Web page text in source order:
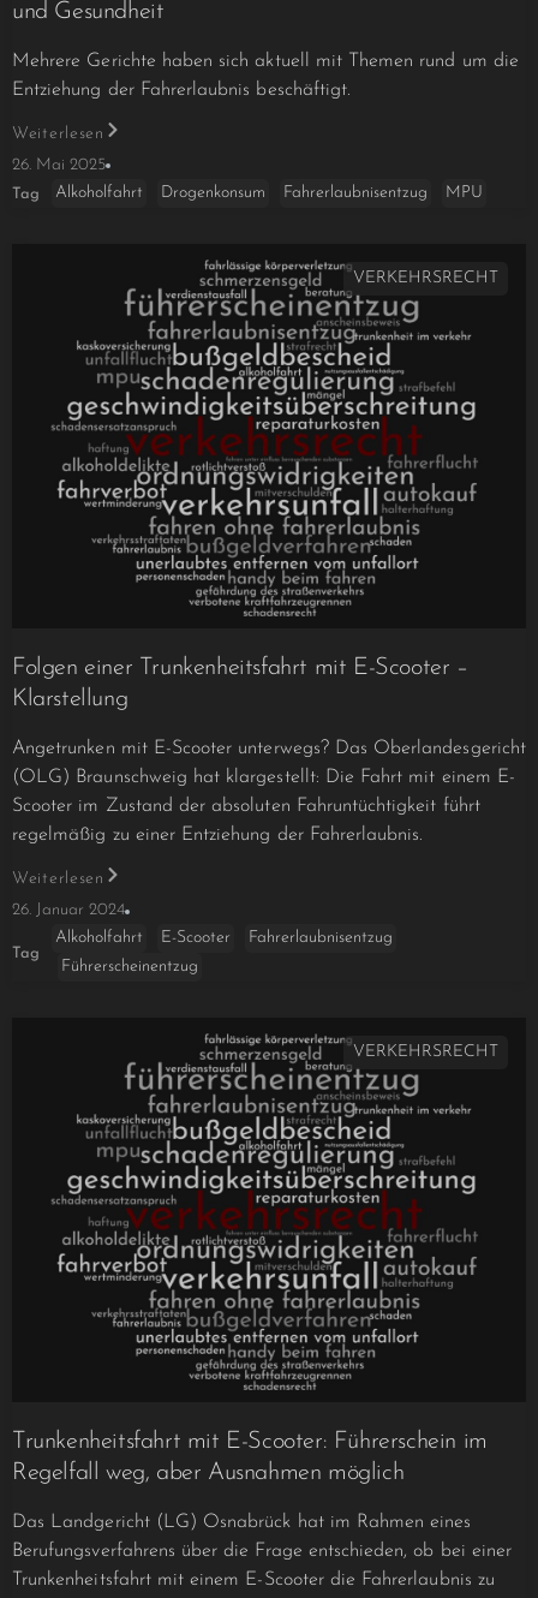
und Gesundheit
Mehrere Gerichte haben sich aktuell mit Themen rund um die
Entziehung der Fahrerlaubnis beschäftigt.
Weiterlesen
26. Mai 2025
Tag Alkoholfahrt Drogenkonsum Fahrerlaubnisentzug MPU
Folgen einer Trunkenheitsfahrt mit E-Scooter –
Klarstellung
Angetrunken mit E-Scooter unterwegs? Das Oberlandesgericht
(OLG) Braunschweig hat klargestellt: Die Fahrt mit einem E-
Scooter im Zustand der absoluten Fahruntüchtigkeit führt
regelmäßig zu einer Entziehung der Fahrerlaubnis.
Weiterlesen
26. Januar 2024
Tag
Alkoholfahrt E-Scooter
Fahrerlaubnisentzug
Führerscheinentzug
VERKEHRSRECHT
Trunkenheitsfahrt mit E-Scooter: Führerschein im
Regelfall weg, aber Ausnahmen möglich
Das Landgericht (LG) Osnabrück hat im Rahmen eines
Berufungsverfahrens über die Frage entschieden, ob bei einer
Trunkenheitsfahrt mit einem E-Scooter die Fahrerlaubnis zu
VERKEHRSRECHT